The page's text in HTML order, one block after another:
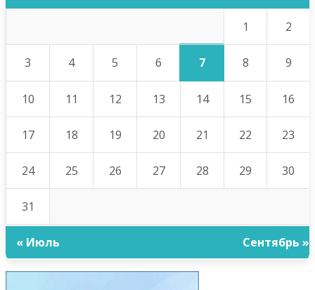
1 2
3 4 5 6 7 8 9
10 11 12 13 14 15 16
17 18 19 20 21 22 23
24 25 26 27 28 29 30
31
« Июль Сентябрь »